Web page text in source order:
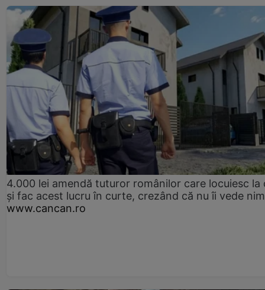
4.000 lei amendă tuturor românilor care locuiesc la
și fac acest lucru în curte, crezând că nu îi vede
www.cancan.ro